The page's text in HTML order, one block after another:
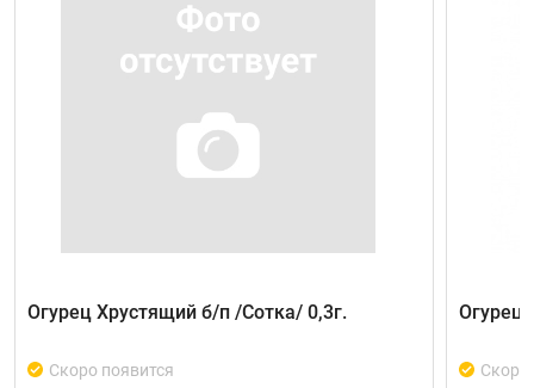
Огурец Хрустящий б/п /Сотка/ 0,3г.
Скоро появится
Огурец
Скоро